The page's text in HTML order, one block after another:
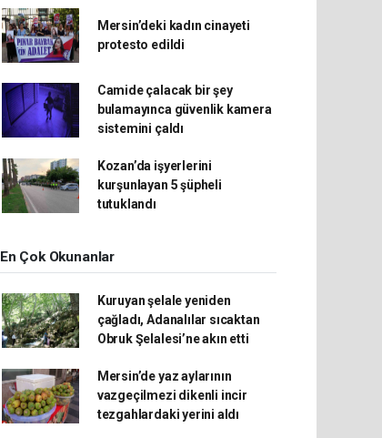
Mersin’deki kadın cinayeti
protesto edildi
Camide çalacak bir şey
bulamayınca güvenlik kamera
sistemini çaldı
Kozan’da işyerlerini
kurşunlayan 5 şüpheli
tutuklandı
En Çok Okunanlar
Kuruyan şelale yeniden
çağladı, Adanalılar sıcaktan
Obruk Şelalesi’ne akın etti
Mersin’de yaz aylarının
vazgeçilmezi dikenli incir
tezgahlardaki yerini aldı